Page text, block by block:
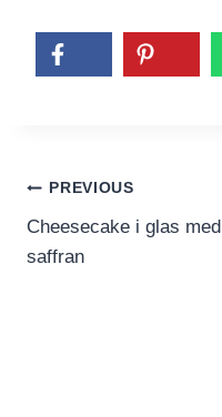
Inläggsnavigering
PREVIOUS
Cheesecake i glas med
saffran